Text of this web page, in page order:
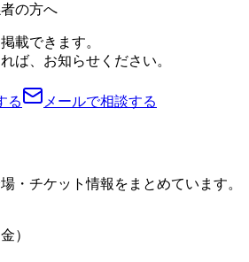
の方へ
載できます。
ば、お知らせください。
る メールで相談する
・チケット情報をまとめています。
）